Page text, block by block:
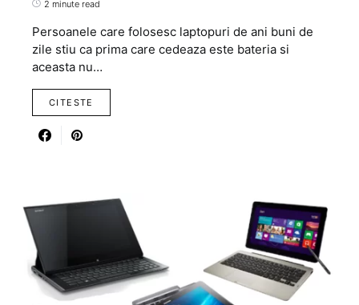
2 minute read
Persoanele care folosesc laptopuri de ani buni de
zile stiu ca prima care cedeaza este bateria si
aceasta nu…
CITESTE